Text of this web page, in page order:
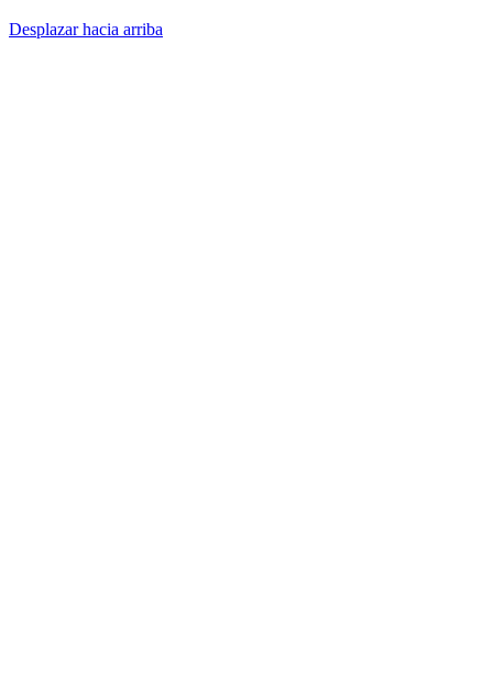
Desplazar hacia arriba